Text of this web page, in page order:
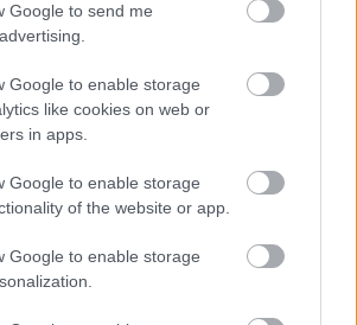
Google to send me
Google to enable storage
like cookies on web or
in apps.
Google to enable storage
of the website or app.
Google to enable storage
radiátor a ako to vyriešiť za pár eur?
doma riešime na oknách z južnej
pôjdeme do vonkajšieho
100 eur kus.
lapače: Vyrobte si za 5 minút domácu
sršne, ktorá ich nepustí von
kym osa vypije moje pivo. Zaroven
efektivne. Skor pritiahne slimaky
výpovednú hodnotu ako učivo pre